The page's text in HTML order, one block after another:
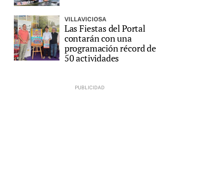
VILLAVICIOSA
Las Fiestas del Portal
contarán con una
programación récord de
50 actividades